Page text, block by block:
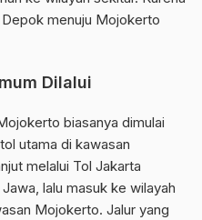
menuju Mojokerto
Dilalui
biasanya dimulai
utama di kawasan
melalui Tol Jakarta
lalu masuk ke wilayah
Mojokerto. Jalur yang